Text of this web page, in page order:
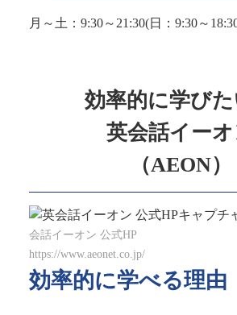
月～土：9:30～21:30(日：9:30～
効率的に学びた
英会話イー
（AEON）
会話イーオン 公式HP
https://www.aeonet.co.jp/
効率的に学べる理由